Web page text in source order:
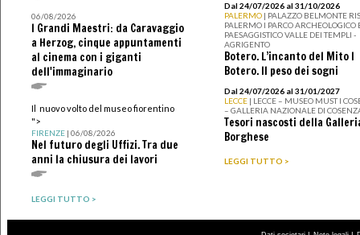
06/08/2026
I Grandi Maestri: da Caravaggio
a Herzog, cinque appuntamenti
al cinema con i giganti
dell'immaginario
Il nuovo volto del museo fiorentino
">
FIRENZE| 06/08/2026
Nel futuro degli Uffizi. Tra due
anni la chiusura dei lavori
LEGGI TUTTO >
Dal 24/07/2026 al 31/10/2026
PALERMO | PALAZZO BELMONTE
PALERMO I PARCO ARCHEOLOGICO
PAESAGGISTICO VALLE DEI TEMPLI -
AGRIGENTO
Botero. L’incanto del Mito I
Botero. Il peso dei sogni
Dal 24/07/2026 al 31/01/2027
LECCE | LECCE – MUSEO MUST I
– GALLERIA NAZIONALE DI
Tesori nascosti della
Borghese
LEGGI TUTTO >